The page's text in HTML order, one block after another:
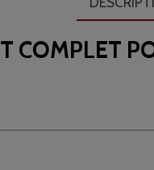
COMPLET